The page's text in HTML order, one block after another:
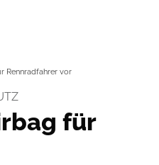
Rennradfahrer vor
für